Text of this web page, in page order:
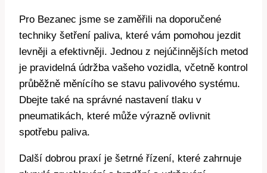
Pro Bezanec jsme se zaměřili na doporučené
techniky šetření paliva, které vám pomohou jezdit
levněji a efektivněji. Jednou z nejúčinnějších metod
je pravidelná údržba vašeho vozidla, včetně kontrol
průběžně měnícího se stavu palivového systému.
Dbejte také na správné nastavení tlaku v
pneumatikách, které může výrazně ovlivnit
spotřebu paliva.
Další dobrou praxí je šetrné řízení, které zahrnuje